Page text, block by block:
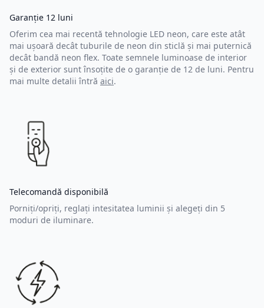
Garanție 12 luni
Oferim cea mai recentă tehnologie LED neon, care este atât
mai ușoară decât tuburile de neon din sticlă și mai puternică
decât bandă neon flex. Toate semnele luminoase de interior
și de exterior sunt însoțite de o garanție de 12 de luni. Pentru
mai multe detalii întră aici.
Telecomandă disponibilă
Porniți/opriți, reglați intesitatea luminii și alegeți din 5
moduri de iluminare.